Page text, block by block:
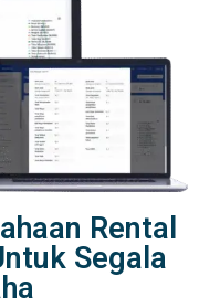
Rental
Segala